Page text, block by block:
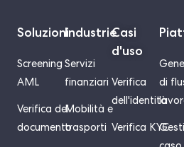
Soluzioni
Screening
AML
Verifica del
documento
Industrie
Servizi
finanziari
Mobilità e
trasporti
Casi
d'uso
Verifica
dell'identità
Verifica KYC
di